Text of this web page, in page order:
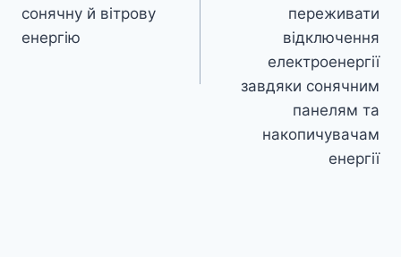
сонячну й вітрову
енергію
переживати
відключення
електроенергії
завдяки сонячним
панелям та
накопичувачам
енергії